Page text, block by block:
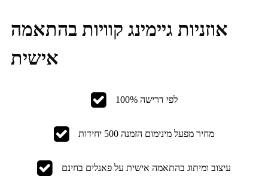
אוזניות גיימינג קוויות בהתאמה
אישית
100% לפי דרישה
מחיר מפעל מינימום הזמנה 500 יחידות
עיצוב ומיתוג בהתאמה אישית על פאנלים בחינם